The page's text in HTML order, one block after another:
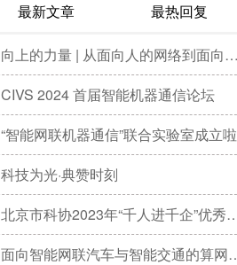
最新文章 最热回复
向上的力量 | 从面向人的网络到面向智能机器的网络
CIVS 2024 首届智能机器通信论坛
“智能网联机器通信”联合实验室成立啦
科技为光·典赞时刻
北京市科协2023年“千人进千企”优秀产业特派员
面向智能网联汽车与智能交通的算网一体智能机器网络